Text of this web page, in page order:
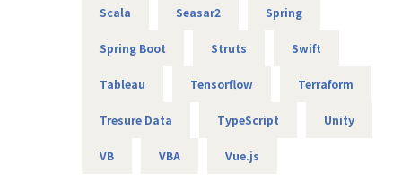
Scala Seasar2 Spring
Spring Boot Struts Swift
Tableau Tensorflow Terraform
Tresure Data TypeScript Unity
VB VBA Vue.js